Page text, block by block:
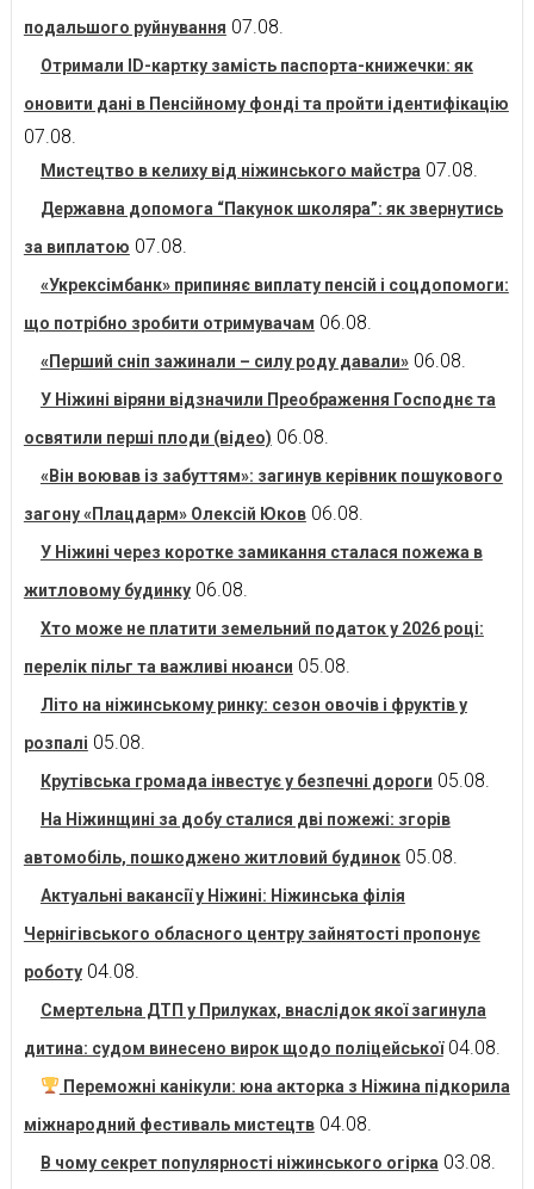
подальшого руйнування 07.08.
Отримали ID-картку замість паспорта-книжечки: як
оновити дані в Пенсійному фонді та пройти ідентифікацію
07.08.
Мистецтво в келиху від ніжинського майстра 07.08.
Державна допомога “Пакунок школяра”: як звернутись
за виплатою 07.08.
«Укрексімбанк» припиняє виплату пенсій і соцдопомоги:
що потрібно зробити отримувачам 06.08.
«Перший сніп зажинали – силу роду давали» 06.08.
У Ніжині віряни відзначили Преображення Господнє та
освятили перші плоди (відео) 06.08.
«Він воював із забуттям»: загинув керівник пошукового
загону «Плацдарм» Олексій Юков 06.08.
У Ніжині через коротке замикання сталася пожежа в
житловому будинку 06.08.
Хто може не платити земельний податок у 2026 році:
перелік пільг та важливі нюанси 05.08.
Літо на ніжинському ринку: сезон овочів і фруктів у
розпалі 05.08.
Крутівська громада інвестує у безпечні дороги 05.08.
На Ніжинщині за добу сталися дві пожежі: згорів
автомобіль, пошкоджено житловий будинок 05.08.
Актуальні вакансії у Ніжині: Ніжинська філія
Чернігівського обласного центру зайнятості пропонує
роботу 04.08.
Смертельна ДТП у Прилуках, внаслідок якої загинула
дитина: судом винесено вирок щодо поліцейської 04.08.
Переможні канікули: юна акторка з Ніжина підкорила
міжнародний фестиваль мистецтв 04.08.
В чому секрет популярності ніжинського огірка 03.08.